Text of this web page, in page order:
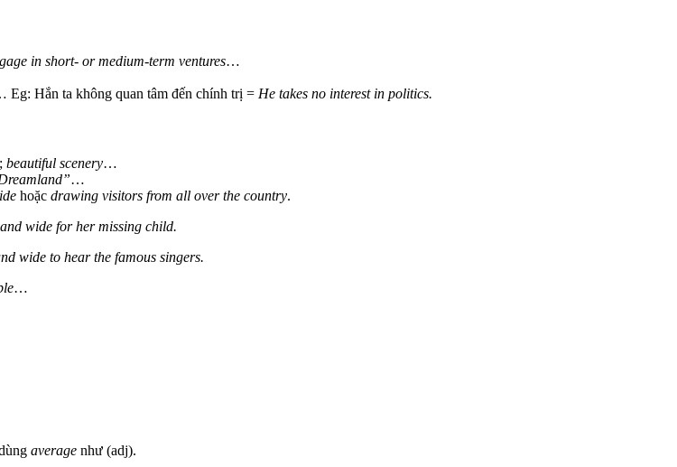
in short- or medium-term ventures…
Eg: Hắn ta không quan tâm đến chính trị = He takes no interest in politics.
; beautiful scenery…
…
hoặc drawing visitors from all over the country.
wide for her missing child.
wide to hear the famous singers.
…
average như (adj).